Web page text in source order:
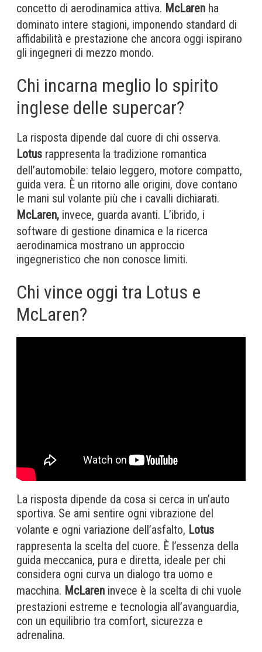
concetto di aerodinamica attiva. McLaren ha
dominato intere stagioni, imponendo standard di
affidabilità e prestazione che ancora oggi ispirano
gli ingegneri di mezzo mondo.
Chi incarna meglio lo spirito
inglese delle supercar?
La risposta dipende dal cuore di chi osserva.
Lotus rappresenta la tradizione romantica
dell’automobile: telaio leggero, motore compatto,
guida vera. È un ritorno alle origini, dove contano
le mani sul volante più che i cavalli dichiarati.
McLaren, invece, guarda avanti. L’ibrido, i
software di gestione dinamica e la ricerca
aerodinamica mostrano un approccio
ingegneristico che non conosce limiti.
Chi vince oggi tra Lotus e
McLaren?
La risposta dipende da cosa si cerca in un’auto
sportiva. Se ami sentire ogni vibrazione del
volante e ogni variazione dell’asfalto, Lotus
rappresenta la scelta del cuore. È l’essenza della
guida meccanica, pura e diretta, ideale per chi
considera ogni curva un dialogo tra uomo e
macchina. McLaren invece è la scelta di chi vuole
prestazioni estreme e tecnologia all’avanguardia,
con un equilibrio tra comfort, sicurezza e
adrenalina.